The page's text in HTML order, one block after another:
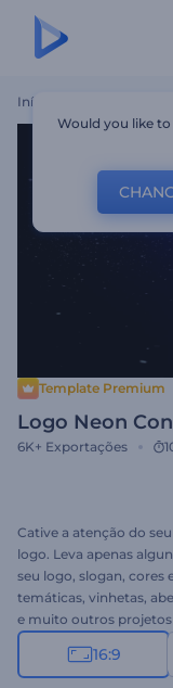
Início
Template Premium
Logo Neon
6K+ Exportações
Cative a atenção do
logo. Leva apenas
seu logo, slogan, cores
temáticas, vinhetas,
e muito outros projetos
espectadores.
16:9
Would you like